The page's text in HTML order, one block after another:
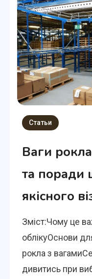
Статьи
Ваги
та поради
якісного
Зміст:Чому це
облікуОснови
рокла з
дивитись при